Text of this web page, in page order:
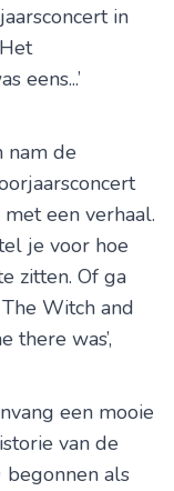
in
eens...’
nam de
een verhaal.
je voor hoe
zitten. Of ga
Witch and
there was’,
een mooie
van de
begonnen als